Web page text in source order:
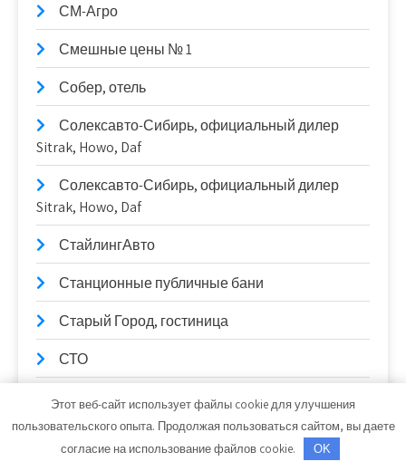
СМ-Агро
Смешные цены № 1
Собер, отель
Солексавто-Сибирь, официальный дилер
Sitrak, Howo, Daf
Солексавто-Сибирь, официальный дилер
Sitrak, Howo, Daf
СтайлингАвто
Станционные публичные бани
Старый Город, гостиница
СТО
Стройландия
Этот веб-сайт использует файлы cookie для улучшения
пользовательского опыта. Продолжая пользоваться сайтом, вы даете
согласие на использование файлов cookie.
OK